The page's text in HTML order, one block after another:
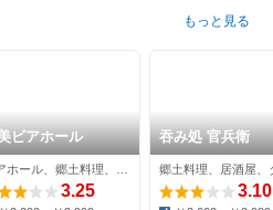
もっと見る
ビアホール
3.25
吞み処 官兵衛
3.10